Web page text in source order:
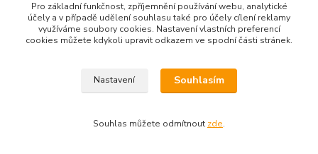
Pro základní funkčnost, zpříjemnění používání webu, analytické
účely a v případě udělení souhlasu také pro účely cílení reklamy
využíváme soubory cookies. Nastavení vlastních preferencí
cookies můžete kdykoli upravit odkazem ve spodní části stránek.
Nastavení Souhlasím
Souhlas můžete odmítnout zde.